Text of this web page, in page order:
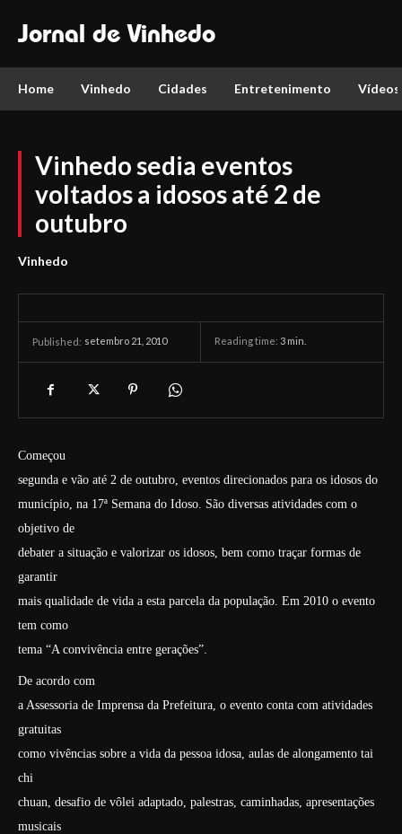
Jornal de Vinhedo
Home Vinhedo Cidades Entretenimento Vídeos
Vinhedo sedia eventos
voltados a idosos até 2 de
outubro
Vinhedo
Published: setembro 21, 2010 Reading time: 3 min.
Começou
segunda e vão até 2 de outubro, eventos direcionados para os idosos do
município, na 17ª Semana do Idoso. São diversas atividades com o
objetivo de
debater a situação e valorizar os idosos, bem como traçar formas de
garantir
mais qualidade de vida a esta parcela da população. Em 2010 o evento
tem como
tema “A convivência entre gerações”.
De acordo com
a Assessoria de Imprensa da Prefeitura, o evento conta com atividades
gratuitas
como vivências sobre a vida da pessoa idosa, aulas de alongamento tai
chi
chuan, desafio de vôlei adaptado, palestras, caminhadas, apresentações
musicais